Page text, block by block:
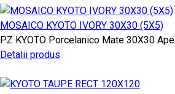
MOSAICO KYOTO IVORY 30X30 (5X5)
PZ KYOTO Porcelanico Mate 30X30 Ape
Detalii produs